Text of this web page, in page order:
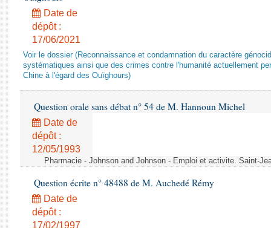
Date de
dépôt :
17/06/2021
Voir le dossier (Reconnaissance et condamnation du caractère
systématiques ainsi que des crimes contre l'humanité actuellement
Chine à l'égard des Ouïghours)
Question orale sans débat n° 54 de M. Hannoun Michel
Date de
dépôt :
12/05/1993
Pharmacie - Johnson and Johnson - Emploi et activite. Saint-
Question écrite n° 48488 de M. Auchedé Rémy
Date de
dépôt :
17/02/1997